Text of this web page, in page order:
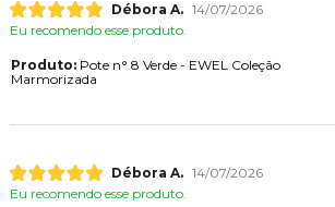
Débora A. 14/07/2026
Eu recomendo esse produto.
Produto:Pote n° 8 Verde - EWEL Coleção
Marmorizada
Débora A. 14/07/2026
Eu recomendo esse produto.